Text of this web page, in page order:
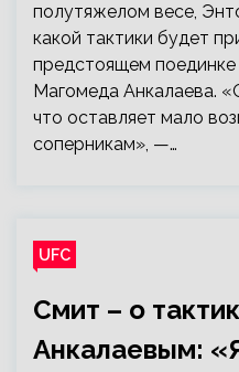
полутяжелом весе,
какой тактики будет
предстоящем
Магомеда Анкалаева.
что оставляет мало
соперникам», —…
UFC
Смит – о
Анкалаевым: